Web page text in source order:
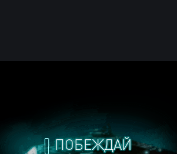
ПОБЕЖДАЙ